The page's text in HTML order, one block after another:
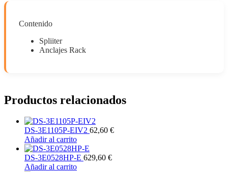
Contenido
Spliiter
Anclajes Rack
Productos relacionados
DS-3E1105P-EIV2 62,60 €
Añadir al carrito
DS-3E0528HP-E 629,60 €
Añadir al carrito